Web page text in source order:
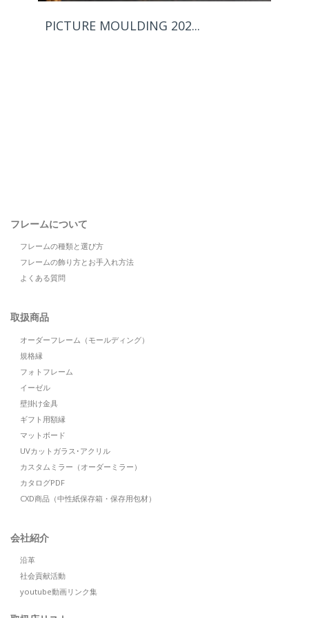
PICTURE MOULDING 202...
フレームについて
フレームの種類と選び方
フレームの飾り方とお手入れ方法
よくある質問
取扱商品
オーダーフレーム（モールディング）
規格縁
フォトフレーム
イーゼル
壁掛け金具
ギフト用額縁
マットボード
UVカットガラス･アクリル
カスタムミラー（オーダーミラー）
カタログPDF
CXD商品（中性紙保存箱・保存用包材）
会社紹介
沿革
社会貢献活動
youtube動画リンク集